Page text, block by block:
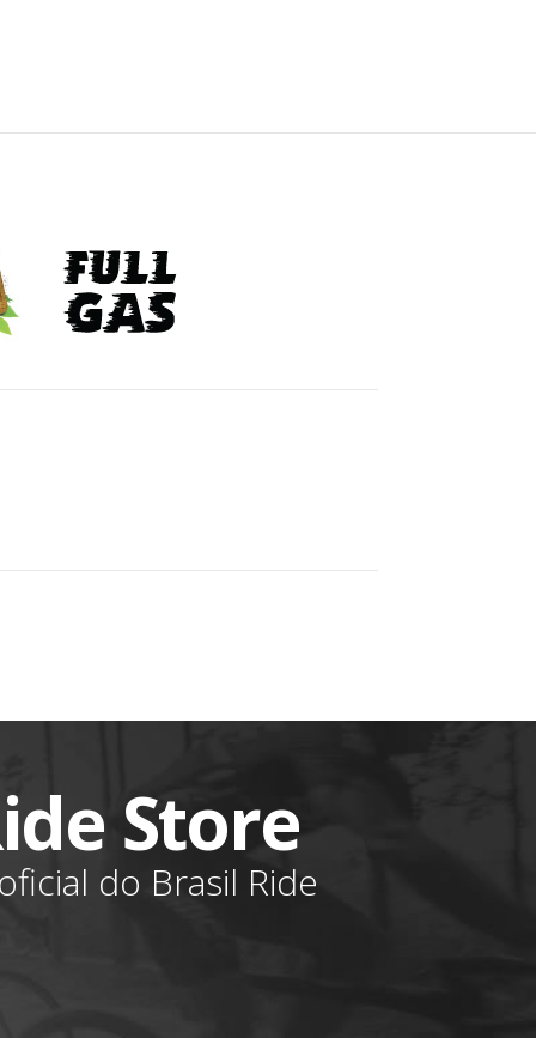
Store
do Brasil Ride